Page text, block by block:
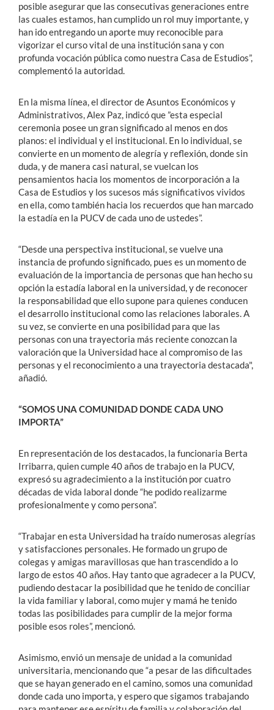
posible asegurar que las consecutivas generaciones entre
las cuales estamos, han cumplido un rol muy importante, y
han ido entregando un aporte muy reconocible para
vigorizar el curso vital de una institución sana y con
profunda vocación pública como nuestra Casa de Estudios”,
complementó la autoridad.
En la misma línea, el director de Asuntos Económicos y
Administrativos, Alex Paz, indicó que ”esta especial
ceremonia posee un gran significado al menos en dos
planos: el individual y el institucional. En lo individual, se
convierte en un momento de alegría y reflexión, donde sin
duda, y de manera casi natural, se vuelcan los
pensamientos hacia los momentos de incorporación a la
Casa de Estudios y los sucesos más significativos vividos
en ella, como también hacia los recuerdos que han marcado
la estadía en la PUCV de cada uno de ustedes”.
“Desde una perspectiva institucional, se vuelve una
instancia de profundo significado, pues es un momento de
evaluación de la importancia de personas que han hecho su
opción la estadía laboral en la universidad, y de reconocer
la responsabilidad que ello supone para quienes conducen
el desarrollo institucional como las relaciones laborales. A
su vez, se convierte en una posibilidad para que las
personas con una trayectoria más reciente conozcan la
valoración que la Universidad hace al compromiso de las
personas y el reconocimiento a una trayectoria destacada",
añadió.
“SOMOS UNA COMUNIDAD DONDE CADA UNO
IMPORTA”
En representación de los destacados, la funcionaria Berta
Irribarra, quien cumple 40 años de trabajo en la PUCV,
expresó su agradecimiento a la institución por cuatro
décadas de vida laboral donde “he podido realizarme
profesionalmente y como persona”.
“Trabajar en esta Universidad ha traído numerosas alegrías
y satisfacciones personales. He formado un grupo de
colegas y amigas maravillosas que han trascendido a lo
largo de estos 40 años. Hay tanto que agradecer a la PUCV,
pudiendo destacar la posibilidad que he tenido de conciliar
la vida familiar y laboral, como mujer y mamá he tenido
todas las posibilidades para cumplir de la mejor forma
posible esos roles”, mencionó.
Asimismo, envió un mensaje de unidad a la comunidad
universitaria, mencionando que “a pesar de las dificultades
que se hayan generado en el camino, somos una comunidad
donde cada uno importa, y espero que sigamos trabajando